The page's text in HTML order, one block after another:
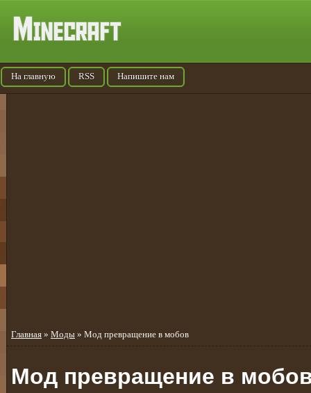
На главную RSS Напишите нам
Главная » Моды » Мод превращение в мобов
Мод превращение в